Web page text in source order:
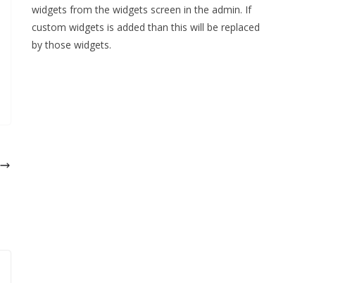
widgets from the widgets screen in the admin. If
custom widgets is added than this will be replaced
by those widgets.